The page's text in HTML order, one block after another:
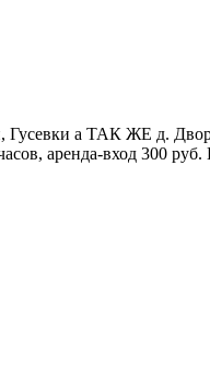
а ТАК ЖЕ д.
аренда-вход 300 руб.